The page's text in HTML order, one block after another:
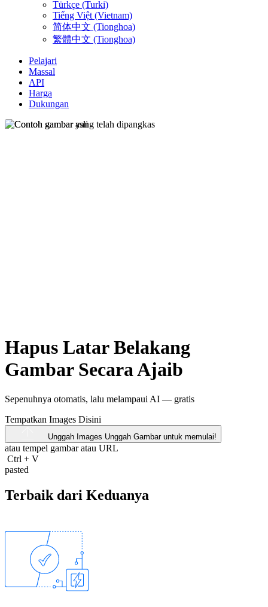
Türkçe (Turki)
Tiếng Việt (Vietnam)
简体中文 (Tionghoa)
繁體中文 (Tionghoa)
Pelajari
Massal
API
Harga
Dukungan
Hapus Latar Belakang
Gambar Secara Ajaib
Sepenuhnya otomatis, lalu melampaui AI — gratis
Tempatkan Images Disini
Unggah Images Unggah Gambar untuk memulai!
atau tempel gambar atau URL
Ctrl + V
pasted
Terbaik dari Keduanya